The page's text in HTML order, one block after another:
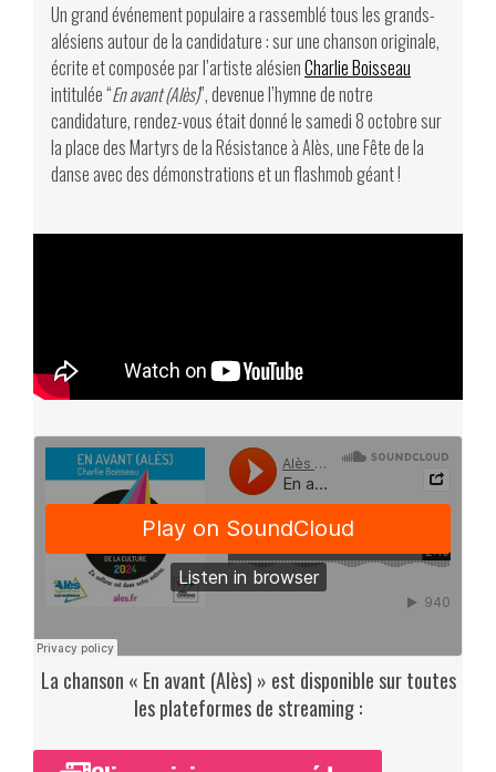
Un grand événement populaire a rassemblé tous les grands-
alésiens autour de la candidature : sur une chanson originale,
écrite et composée par l’artiste alésienCharlie Boisseau
intitulée “En avant (Alès)”, devenue l’hymne de notre
candidature, rendez-vous était donné le samedi 8 octobre sur
la place des Martyrs de la Résistance à Alès, une Fête de la
danse avec des démonstrations et un flashmob géant !
La chanson « En avant (Alès) » est disponible sur toutes
les plateformes de streaming :